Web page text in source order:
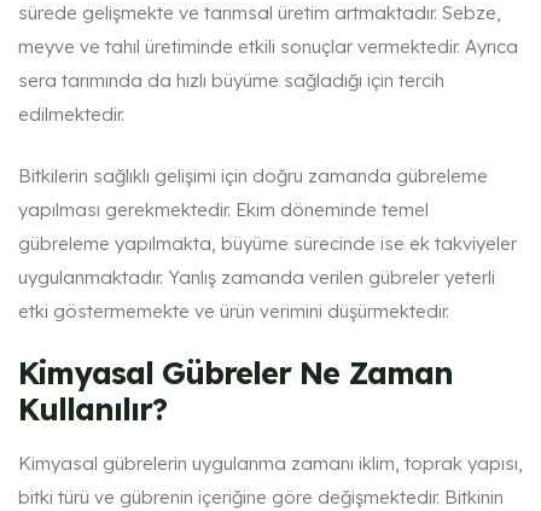
sürede gelişmekte ve tarımsal üretim artmaktadır. Sebze,
meyve ve tahıl üretiminde etkili sonuçlar vermektedir. Ayrıca
sera tarımında da hızlı büyüme sağladığı için tercih
edilmektedir.
Bitkilerin sağlıklı gelişimi için doğru zamanda gübreleme
yapılması gerekmektedir. Ekim döneminde temel
gübreleme yapılmakta, büyüme sürecinde ise ek takviyeler
uygulanmaktadır. Yanlış zamanda verilen gübreler yeterli
etki göstermemekte ve ürün verimini düşürmektedir.
Kimyasal Gübreler Ne Zaman
Kullanılır?
Kimyasal gübrelerin uygulanma zamanı iklim, toprak yapısı,
bitki türü ve gübrenin içeriğine göre değişmektedir. Bitkinin